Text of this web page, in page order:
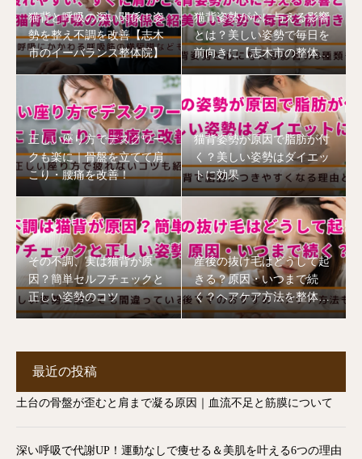
猫背と呼吸の深い関係！姿
勢を整え不調を改善【志木
市のイーバランス整体院】
猫背姿勢が心に与える影響
とは？美しい姿勢で毎日を
前向きに【志木市の整体
院】
正しい座り方でデスクワー
クも楽に｜骨盤を立てて肩
こり・腰痛を改善！
猫背姿勢が原因で脂肪が付
く？美しい姿勢はダイエッ
トに効果
その不調、実は猫背が原
因？簡単セルフチェックと
正しい姿勢のコツ
産後の抜け毛はどうして起
きる？原因・いつまで続
く？ヘアケア方法を整体師
が解説【志木市】
最近の投稿
土台の骨盤が歪むと肩まで凝る原因｜血流不足と筋膜について
深い呼吸で代謝UP！運動なしで痩せる＆美肌を叶える6つの理由